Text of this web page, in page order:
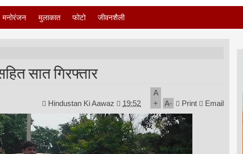
मनोरंजन मुलाकात फोटो जीवनशैली
सात गिरफ्तार
Hindustan Ki Aawaz 19:52
A
+
A- Print Email